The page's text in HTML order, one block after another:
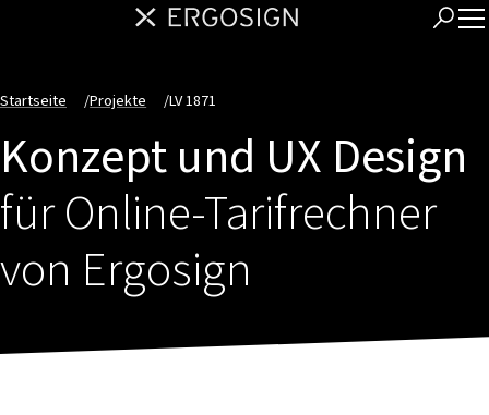
Startseite /Projekte /LV 1871
Konzept und UX Design
für Online-Tarifrechner
von Ergosign